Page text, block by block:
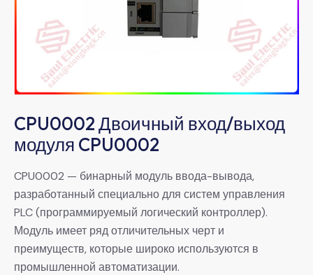
CPU0002 Двоичный вход/выход
модуля CPU0002
CPU0002 — бинарный модуль ввода-вывода,
разработанный специально для систем управления
PLC (программируемый логический контроллер).
Модуль имеет ряд отличительных черт и
преимуществ, которые широко используются в
промышленной автоматизации.